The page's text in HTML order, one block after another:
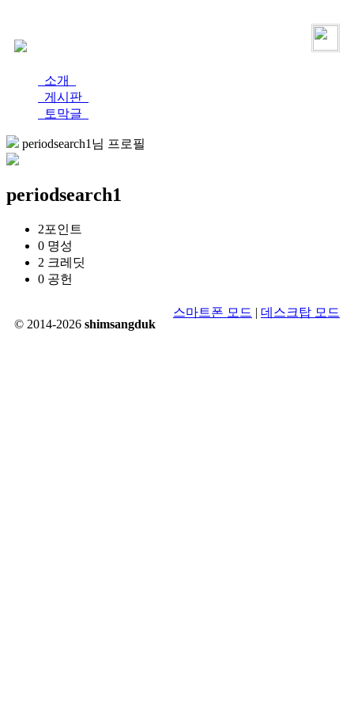
소개
게시판
토막글
periodsearch1님 프로필
periodsearch1
2포인트
0 명성
2 크레딧
0 공헌
© 2014-2026 shimsangduk
스마트폰 모드 | 데스크탑 모드